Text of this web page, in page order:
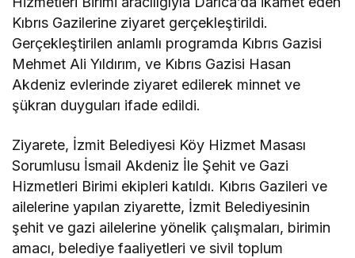
Kıbrıs Gazilerine ziyaret gerçekleştirildi.
Gerçekleştirilen anlamlı programda Kıbrıs Gazisi
Mehmet Ali Yıldırım, ve Kıbrıs Gazisi Hasan
Akdeniz evlerinde ziyaret edilerek minnet ve
şükran duyguları ifade edildi.
Ziyarete, İzmit Belediyesi Köy Hizmet Masası
Sorumlusu İsmail Akdeniz İle Şehit ve Gazi
Hizmetleri Birimi ekipleri katıldı. Kıbrıs Gazileri ve
ailelerine yapılan ziyarette, İzmit Belediyesinin
şehit ve gazi ailelerine yönelik çalışmaları, birimin
amacı, belediye faaliyetleri ve sivil toplum